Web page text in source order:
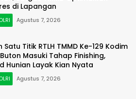
di Lapangan
Agustus 7, 2026
Satu Titik RTLH TMMD Ke-129 Kodim
Masuki Tahap Finishing,
Hunian Layak Kian Nyata
Agustus 7, 2026